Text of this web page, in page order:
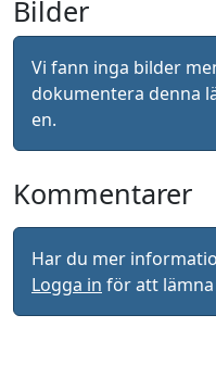
Bilder
Vi fann inga bilder
dokumentera denna
en.
Kommentarer
Har du mer
Logga in för att